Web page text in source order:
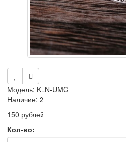
Модель: KLN-UMC
Наличие: 2
150 рублей
Кол-во: